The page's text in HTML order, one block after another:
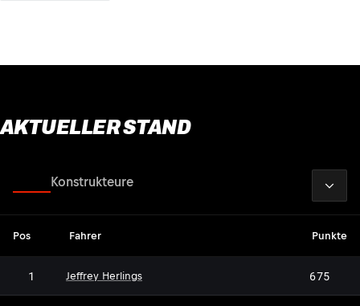
AKTUELLER STAND
Konstrukteure
Pos Fahrer Punkte
1 Jeffrey Herlings 675